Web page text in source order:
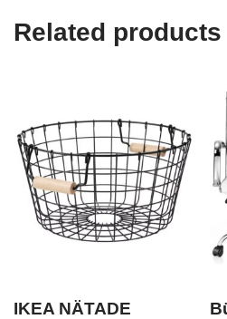
Related products
IKEA NÄTADE